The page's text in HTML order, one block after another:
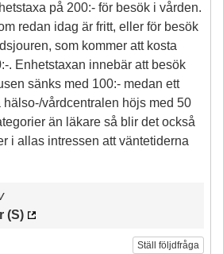
på 200:- för besök i vården.
redan idag är fritt, eller för besök
som kommer att kosta
. Enhetstaxan innebär att besök
sänks med 100:- medan ett
hälso-/vårdcentralen höjs med 50
än läkare så blir det också
i allas intressen att väntetiderna
(S)
Ställ följdfråga